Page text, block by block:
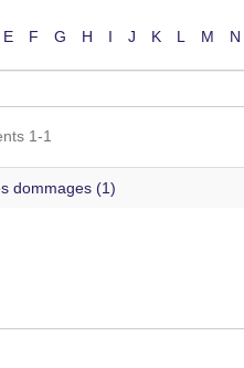
E F G H I J K L M N
1-1
dommages (1)